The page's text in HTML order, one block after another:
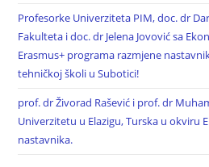
Profesorke Univerziteta PIM, doc. dr
Fakulteta i doc. dr Jelena Jovović sa
Erasmus+ programa razmjene
tehničkoj školi u Subotici!
prof. dr Živorad Rašević i prof. dr
Univerzitetu u Elazigu, Turska u okviru
nastavnika.